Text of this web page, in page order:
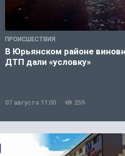
ПРОИСШЕСТВИЯ
В Юрьянском районе
ДТП дали «условку»
07 августа 11:00 259